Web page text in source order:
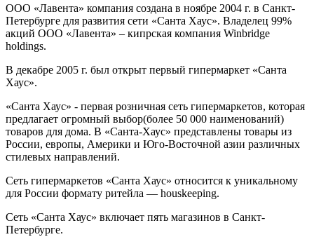
ООО «Лавента» компания создана в ноябре 2004 г. в Санкт-
Петербурге для развития сети «Санта Хаус». Владелец 99%
акций ООО «Лавента» – кипрская компания Winbridge
holdings.
В декабре 2005 г. был открыт первый гипермаркет «Санта
Хаус».
«Санта Хаус» - первая розничная сеть гипермаркетов, которая
предлагает огромный выбор(более 50 000 наименований)
товаров для дома. В «Санта-Хаус» представлены товары из
России, европы, Америки и Юго-Восточной азии различных
стилевых направлений.
Сеть гипермаркетов «Санта Хаус» относится к уникальному
для России формату ритейла — houskeeping.
Сеть «Санта Хаус» включает пять магазинов в Санкт-
Петербурге.